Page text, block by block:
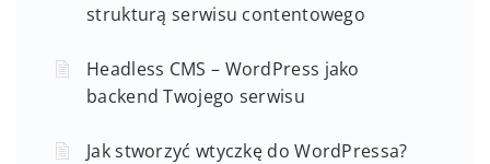
strukturą serwisu contentowego
Headless CMS – WordPress jako
backend Twojego serwisu
Jak stworzyć wtyczkę do WordPressa?